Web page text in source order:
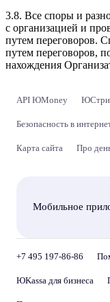
3.8. Все споры и
с организацией и
путем переговоров.
путем переговоров,
нахождения
API ЮMoney
Безопасность в
Карта сайта Про
Мобильное
+7 495 197-86-86
ЮKassa для бизнеса